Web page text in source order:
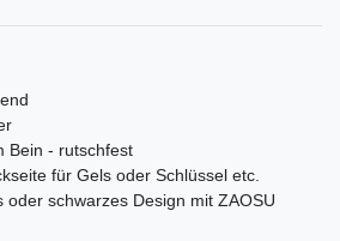
Bein - rutschfest
für Gels oder Schlüssel etc.
schwarzes Design mit ZAOSU